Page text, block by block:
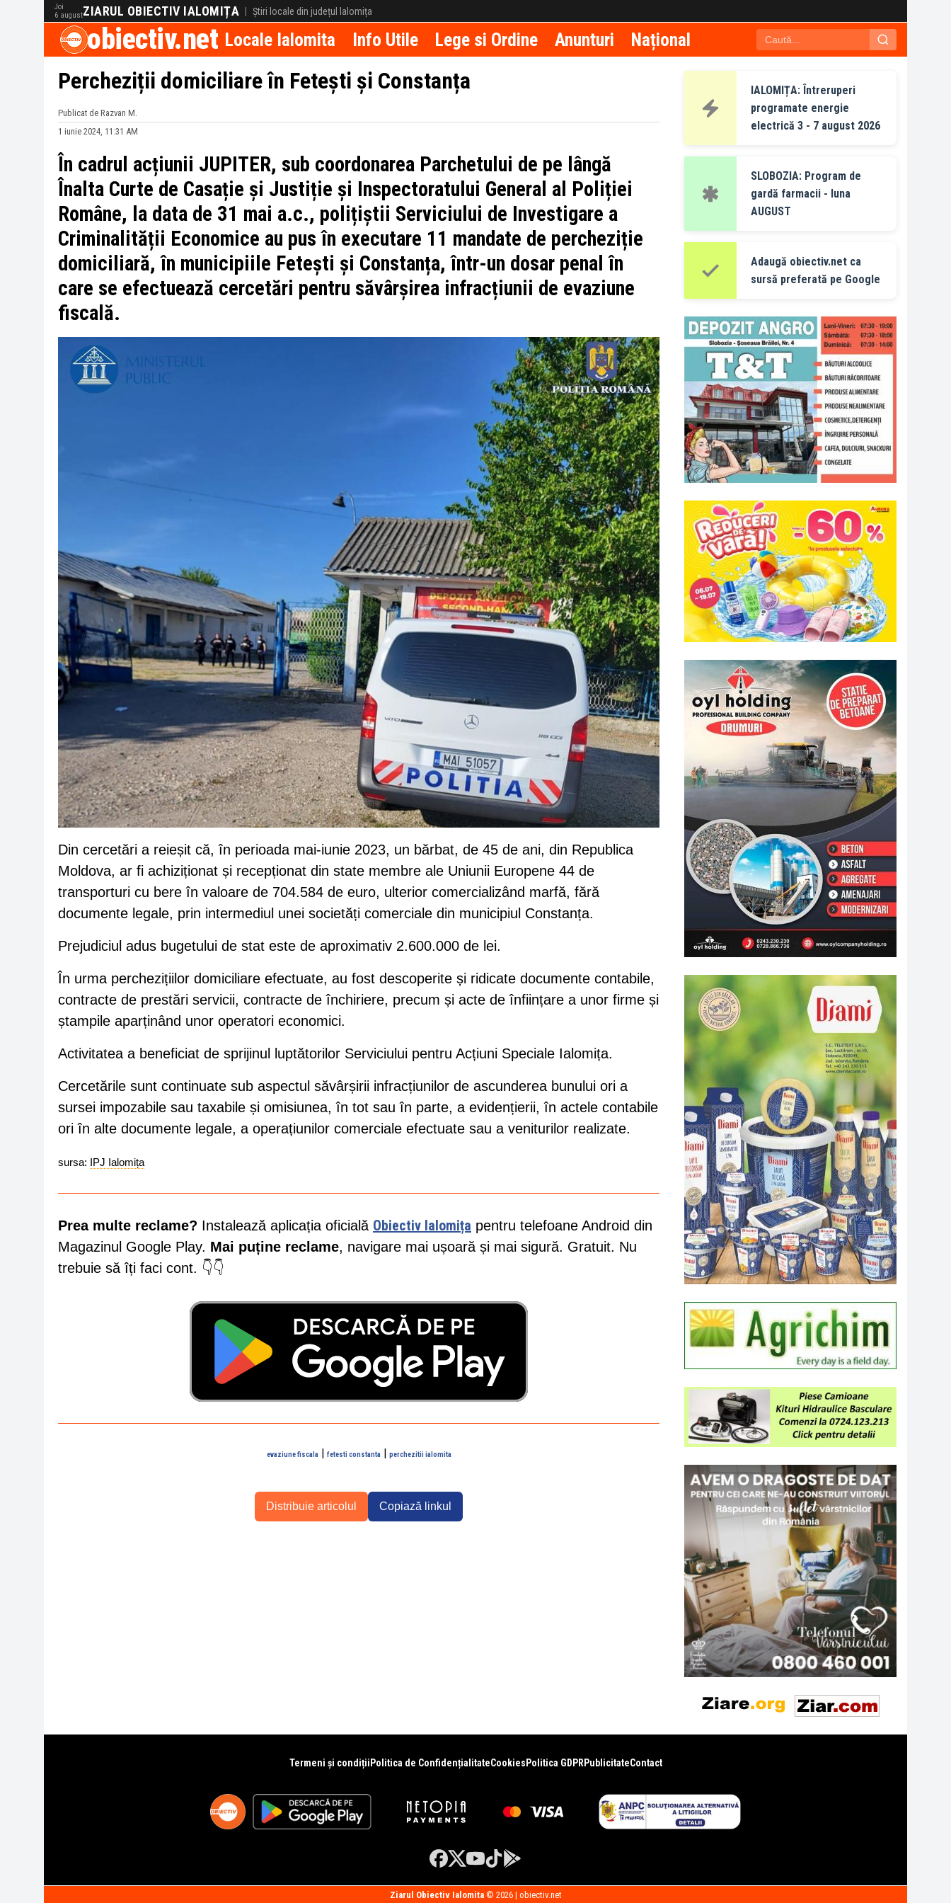
Joi
6 augustZIARUL OBIECTIV IALOMIȚA | Știri locale din județul Ialomița
obiectiv.net Locale Ialomita Info Utile Lege si Ordine Anunturi Național
Percheziții domiciliare în Fetești și Constanța
Publicat de Razvan M.
1 iunie 2024, 11:31 AM
În cadrul acțiunii JUPITER, sub coordonarea Parchetului de pe lângă
Înalta Curte de Casație și Justiție și Inspectoratului General al Poliției
Române, la data de 31 mai a.c., polițiștii Serviciului de Investigare a
Criminalității Economice au pus în executare 11 mandate de percheziție
domiciliară, în municipiile Fetești și Constanța, într-un dosar penal în
care se efectuează cercetări pentru săvârșirea infracțiunii de evaziune
fiscală.
Din cercetări a reieșit că, în perioada mai-iunie 2023, un bărbat, de 45 de ani, din Republica
Moldova, ar fi achiziționat și recepționat din state membre ale Uniunii Europene 44 de
transporturi cu bere în valoare de 704.584 de euro, ulterior comercializând marfă, fără
documente legale, prin intermediul unei societăți comerciale din municipiul Constanța.
Prejudiciul adus bugetului de stat este de aproximativ 2.600.000 de lei.
În urma perchezițiilor domiciliare efectuate, au fost descoperite și ridicate documente contabile,
contracte de prestări servicii, contracte de închiriere, precum și acte de înființare a unor firme și
ștampile aparținând unor operatori economici.
Activitatea a beneficiat de sprijinul luptătorilor Serviciului pentru Acțiuni Speciale Ialomița.
Cercetările sunt continuate sub aspectul săvârșirii infracțiunilor de ascunderea bunului ori a
sursei impozabile sau taxabile și omisiunea, în tot sau în parte, a evidențierii, în actele contabile
ori în alte documente legale, a operațiunilor comerciale efectuate sau a veniturilor realizate.
sursa: IPJ Ialomița
Prea multe reclame? Instalează aplicația oficială Obiectiv Ialomița pentru telefoane Android din
Magazinul Google Play. Mai puține reclame, navigare mai ușoară și mai sigură. Gratuit. Nu
trebuie să îți faci cont. 👇👇
evaziune fiscala| fetesti constanta| perchezitii ialomita
Distribuie articolul Copiază linkul
IALOMIȚA: Întreruperi
programate energie
electrică 3 - 7 august 2026
SLOBOZIA: Program de
gardă farmacii - luna
AUGUST
Adaugă obiectiv.net ca
sursă preferată pe Google
Termeni și condiții Politica de ConfidențialitateCookies Politica GDPR PublicitateContact
Ziarul Obiectiv Ialomita© 2026 | obiectiv.net